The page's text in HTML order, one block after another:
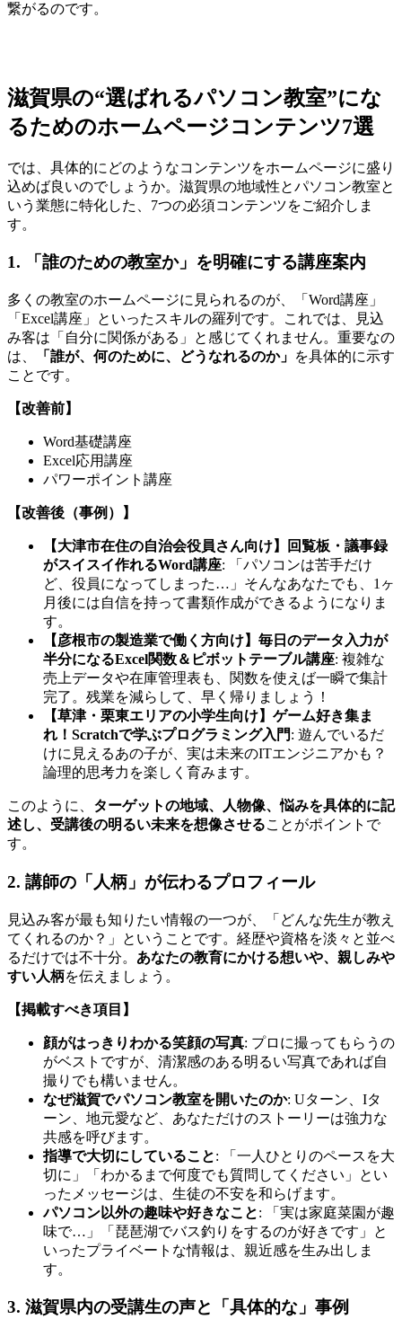
繋がるのです。
滋賀県の“選ばれるパソコン教室”にな
るためのホームページコンテンツ7選
では、具体的にどのようなコンテンツをホームページに盛り
込めば良いのでしょうか。滋賀県の地域性とパソコン教室と
いう業態に特化した、7つの必須コンテンツをご紹介しま
す。
1. 「誰のための教室か」を明確にする講座案内
多くの教室のホームページに見られるのが、「Word講座」
「Excel講座」といったスキルの羅列です。これでは、見込
み客は「自分に関係がある」と感じてくれません。重要なの
は、
「誰が、何のために、どうなれるのか」 を具体的に示す
ことです。
【改善前】
Word基礎講座
Excel応用講座
パワーポイント講座
【改善後（事例）】
【大津市在住の自治会役員さん向け】回覧板・議事録
がスイスイ作れるWord講座: 「パソコンは苦手だけ
ど、役員になってしまった…」そんなあなたでも、1ヶ
月後には自信を持って書類作成ができるようになりま
す。
【彦根市の製造業で働く方向け】毎日のデータ入力が
半分になるExcel関数＆ピボットテーブル講座: 複雑な
売上データや在庫管理表も、関数を使えば一瞬で集計
完了。残業を減らして、早く帰りましょう！
【草津・栗東エリアの小学生向け】ゲーム好き集ま
れ！Scratchで学ぶプログラミング入門: 遊んでいるだ
けに見えるあの子が、実は未来のITエンジニアかも？
論理的思考力を楽しく育みます。
このように、 ターゲットの地域、人物像、悩みを具体的に記
述し、受講後の明るい未来を想像させることがポイントで
す。
2. 講師の「人柄」が伝わるプロフィール
見込み客が最も知りたい情報の一つが、「どんな先生が教え
てくれるのか？」ということです。経歴や資格を淡々と並べ
るだけでは不十分。 あなたの教育にかける想いや、親しみや
すい人柄を伝えましょう。
【掲載すべき項目】
顔がはっきりわかる笑顔の写真: プロに撮ってもらうの
がベストですが、清潔感のある明るい写真であれば自
撮りでも構いません。
なぜ滋賀でパソコン教室を開いたのか: Uターン、Iタ
ーン、地元愛など、あなただけのストーリーは強力な
共感を呼びます。
指導で大切にしていること: 「一人ひとりのペースを大
切に」「わかるまで何度でも質問してください」とい
ったメッセージは、生徒の不安を和らげます。
パソコン以外の趣味や好きなこと: 「実は家庭菜園が趣
味で…」「琵琶湖でバス釣りをするのが好きです」と
いったプライベートな情報は、親近感を生み出しま
す。
3. 滋賀県内の受講生の声と「具体的な」事例